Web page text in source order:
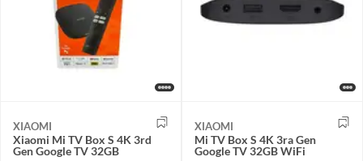
XIAOMI
Xiaomi Mi TV Box S 4K 3rd
Gen Google TV 32GB
XIAOMI
Mi TV Box S 4K 3ra Gen
Google TV 32GB WiFi